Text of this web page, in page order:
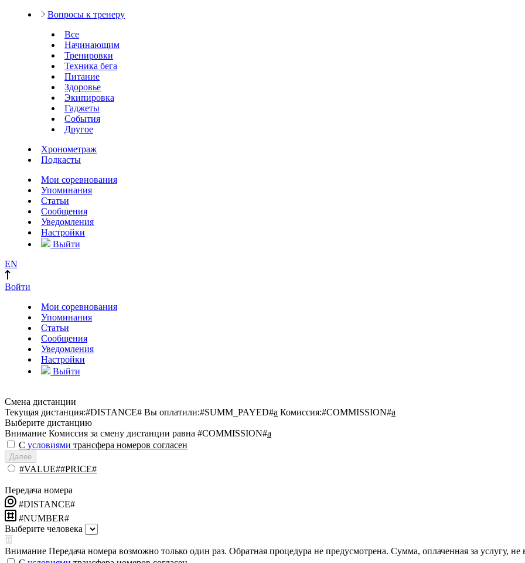
Вопросы к тренеру
Все
Начинающим
Тренировки
Техника бега
Питание
Здоровье
Экипировка
Гаджеты
События
Другое
Хронометраж
Подкасты
Мои соревнования
Упоминания
Статьи
Сообщения
Уведомления
Настройки
Выйти
EN
Войти
Мои соревнования
Упоминания
Статьи
Сообщения
Уведомления
Настройки
Выйти
Смена дистанции
Текущая дистанция:#DISTANCE# Вы оплатили:#SUMM_PAYED#a Комиссия:#COMMISSION#a
Выберите дистанцию
Внимание Комиссия за смену дистанции равна #COMMISSION#a
С условиями трансфера номеров согласен
Далее
#VALUE##PRICE#
Передача номера
#DISTANCE#
#NUMBER#
Выберите человека
Внимание Передача номера возможно только один раз. Обратная процедура не предусмотрена. Сумма, оплаченная за услугу, не